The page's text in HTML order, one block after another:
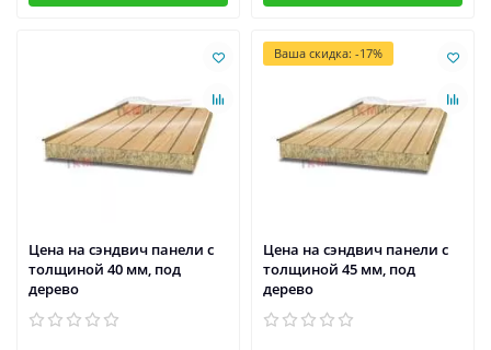
Цена на сэндвич панели с
толщиной 40 мм, под
дерево
Ваша скидка: -17%
Цена на сэндвич панели с
толщиной 45 мм, под
дерево